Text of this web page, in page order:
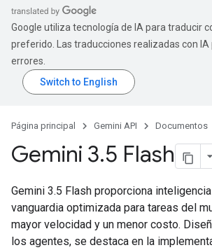
Google utiliza tecnología de IA para traducir
preferido. Las traducciones realizadas con
errores.
Página principal Gemini API Documentos
Gemini 3.5 Flash
Gemini 3.5 Flash proporciona
vanguardia optimizada para tareas del
mayor velocidad y un menor costo.
los agentes, se destaca en la